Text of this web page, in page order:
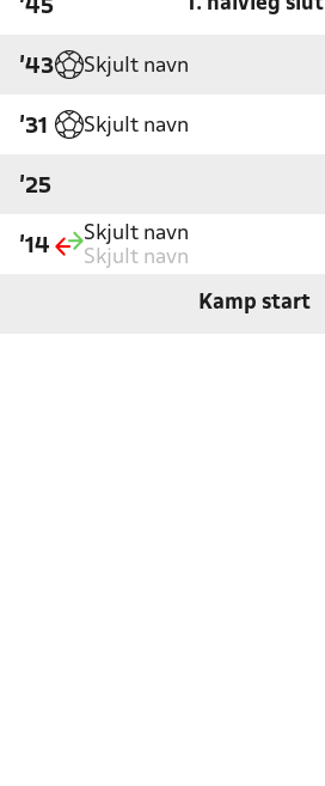
'45
'43 Skjult navn
'31 Skjult navn
'25
'14
Skjult navn
Skjult navn
Kamp start